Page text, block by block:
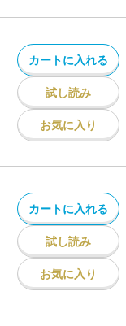
カートに入れる
試し読み
お気に入り
カートに入れる
試し読み
お気に入り